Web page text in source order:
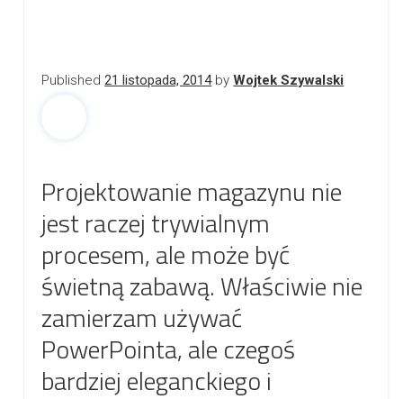
Published21 listopada, 2014byWojtek Szywalski
Projektowanie magazynu nie
jest raczej trywialnym
procesem, ale może być
świetną zabawą. Właściwie nie
zamierzam używać
PowerPointa, ale czegoś
bardziej eleganckiego i